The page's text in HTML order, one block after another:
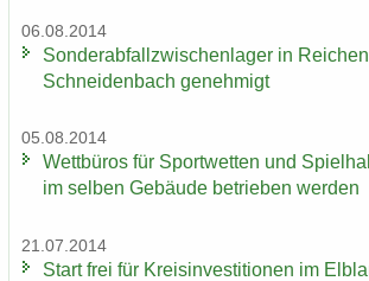
06.08.2014
Son­der­ab­fall­zwi­schen­la­ger in
Schnei­den­bach ge­neh­migt
05.08.2014
Wett­bü­ros für Sport­wet­ten und
im sel­ben Ge­bäu­de be­trie­ben wer­den
21.07.2014
Start frei für Kreis­in­ves­ti­tio­nen im